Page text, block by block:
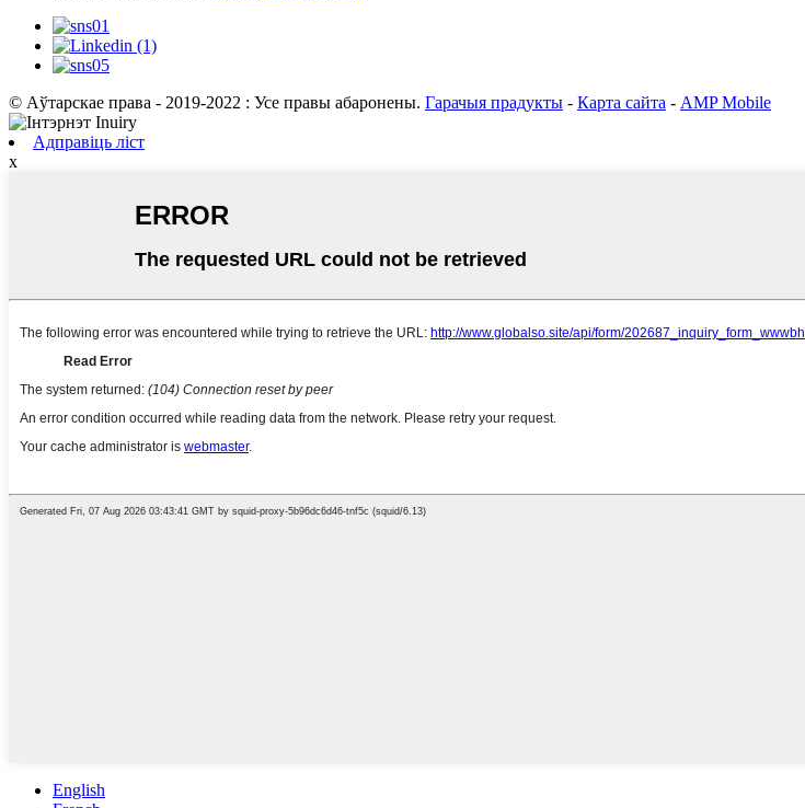
© Аўтарскае права - 2019-2022 : Усе правы абаронены. Гарачыя прадукты - Карта сайта - AMP Mobile
Адправіць ліст
x
English